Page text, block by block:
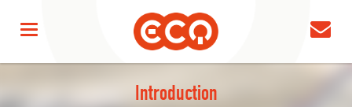
Introduction